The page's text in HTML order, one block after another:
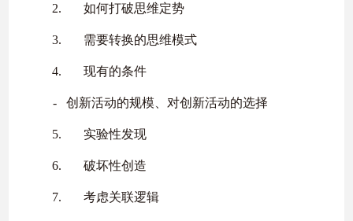
2. 如何打破思维定势
3. 需要转换的思维模式
4. 现有的条件
‐ 创新活动的规模、对创新活动的选择
5. 实验性发现
6. 破坏性创造
7. 考虑关联逻辑